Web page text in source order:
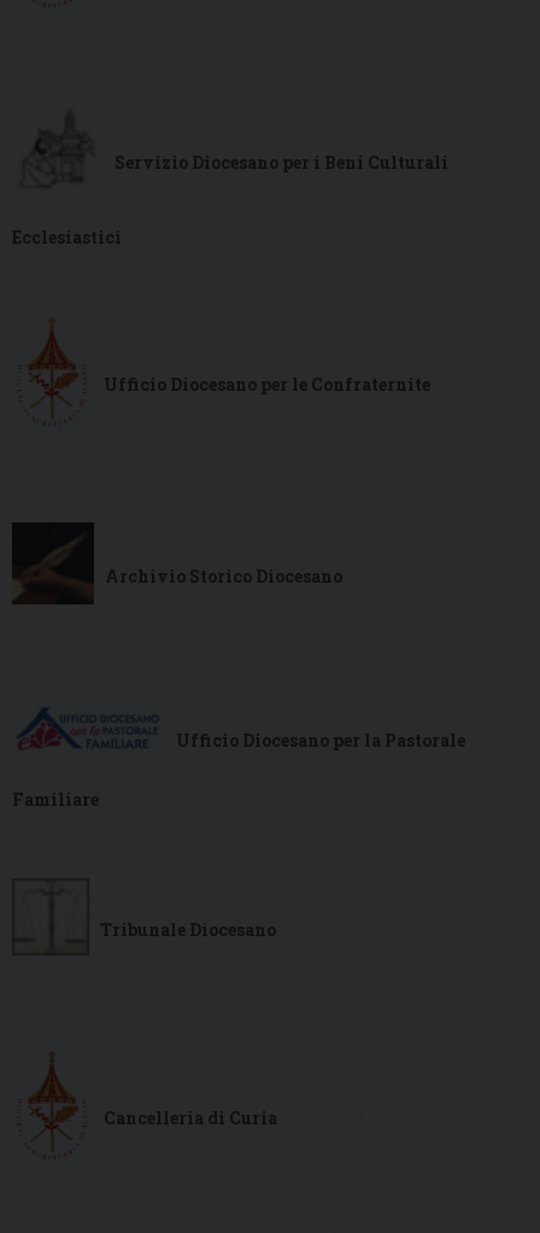
Servizio Diocesano per i Beni Culturali
Ecclesiastici
Ufficio Diocesano per le Confraternite
Archivio Storico Diocesano
Ufficio Diocesano per la Pastorale
Familiare
Tribunale Diocesano
Cancelleria di Curia